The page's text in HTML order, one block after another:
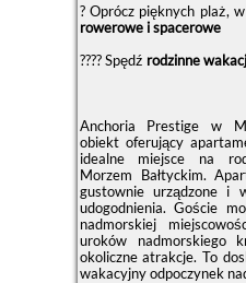
? Oprócz pięknych plaż,
rowerowe i spacerowe
?‍?‍?‍? Spędź rodzinne
Anchoria Prestige w
obiekt oferujący
idealne miejsce na
Morzem Bałtyckim.
gustownie urządzone i
udogodnienia. Goście
nadmorskiej
uroków nadmorskiego
okoliczne atrakcje. To
wakacyjny odpoczynek